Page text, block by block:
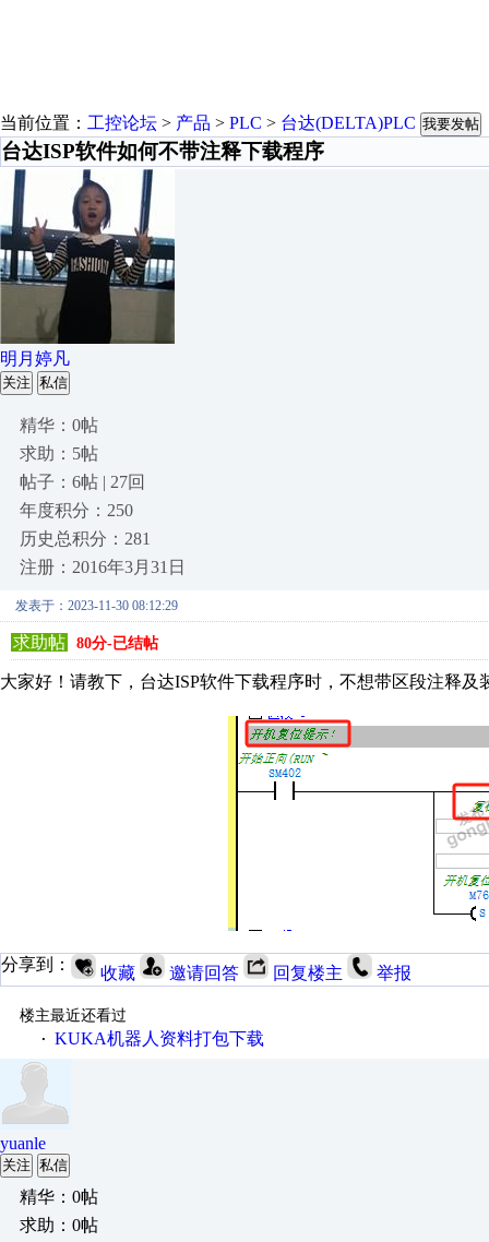
当前位置： 工控论坛 > 产品 > PLC > 台达(DELTA)PLC 我要发帖
台达ISP软件如何不带注释下载程序
明月婷凡
关注 私信
精华：0帖
求助：5帖
帖子：6帖 | 27回
年度积分：250
历史总积分：281
注册：2016年3月31日
发表于：2023-11-30 08:12:29
求助帖 80分-已结帖
大家好！请教下，台达ISP软件下载程序时，不想带区段注释
分享到： 收藏 邀请回答 回复楼主 举报
楼主最近还看过
· KUKA机器人资料打包下载
yuanle
关注 私信
精华：0帖
求助：0帖